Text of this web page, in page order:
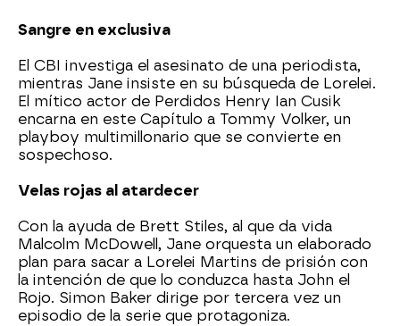
Sangre en exclusiva
El CBI investiga el asesinato de una periodista,
mientras Jane insiste en su búsqueda de Lorelei.
El mítico actor de Perdidos Henry Ian Cusik
encarna en este Capítulo a Tommy Volker, un
playboy multimillonario que se convierte en
sospechoso.
Velas rojas al atardecer
Con la ayuda de Brett Stiles, al que da vida
Malcolm McDowell, Jane orquesta un elaborado
plan para sacar a Lorelei Martins de prisión con
la intención de que lo conduzca hasta John el
Rojo. Simon Baker dirige por tercera vez un
episodio de la serie que protagoniza.